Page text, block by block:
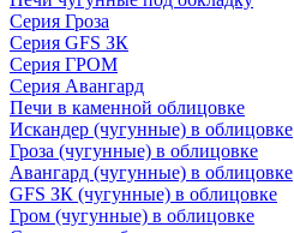
Серия Гроза
Серия GFS ЗК
Серия ГРОМ
Серия Авангард
Печи в каменной облицовке
Искандер (чугунные) в облицовке
Гроза (чугунные) в облицовке
Авангард (чугунные) в облицовке
GFS ЗК (чугунные) в облицовке
Гром (чугунные) в облицовке